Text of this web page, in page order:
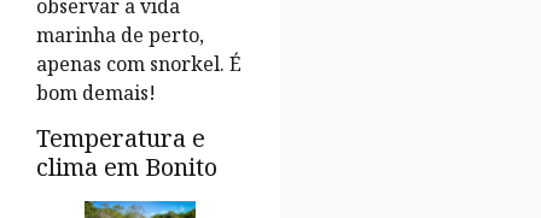
observar a vida
marinha de perto,
apenas com snorkel. É
bom demais!
Temperatura e
clima em Bonito